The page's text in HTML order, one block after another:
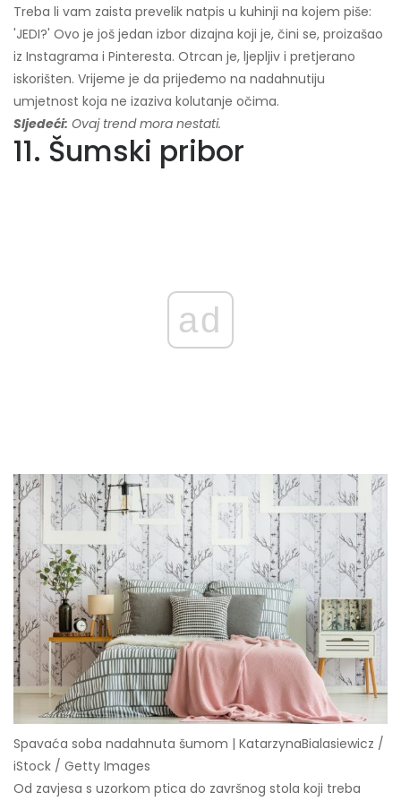
Treba li vam zaista prevelik natpis u kuhinji na kojem piše:
'JEDI?' Ovo je još jedan izbor dizajna koji je, čini se, proizašao
iz Instagrama i Pinteresta. Otrcan je, ljepljiv i pretjerano
iskorišten. Vrijeme je da prijeđemo na nadahnutiju
umjetnost koja ne izaziva kolutanje očima.
Sljedeći: Ovaj trend mora nestati.
11. Šumski pribor
ad
Spavaća soba nadahnuta šumom | KatarzynaBialasiewicz /
iStock / Getty Images
Od zavjesa s uzorkom ptica do završnog stola koji treba